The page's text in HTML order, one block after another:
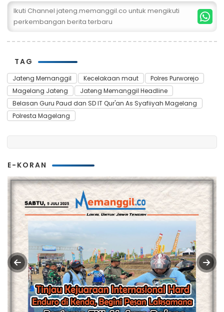
Ikuti Channel jateng.memanggil.co untuk mengikuti
perkembangan berita terbaru
TAG
Jateng Memanggil Kecelakaan maut
Polres Purworejo
Magelang Jateng
Jateng Memanggil Headline
Belasan Guru Paud dan SD IT Qur'an As Syafiiyah Magelang
Polresta Magelang
E-KORAN